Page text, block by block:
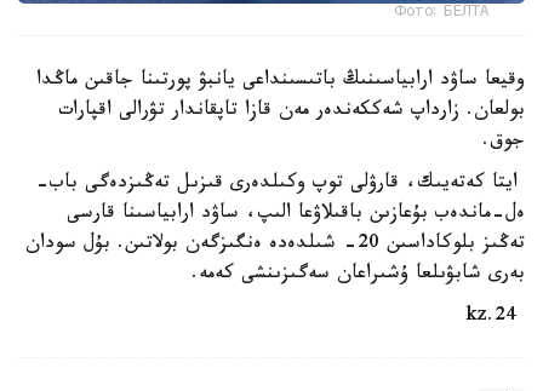
Фото: БЕЛТА
وقيعا ساۋد ارابياسىنىڭ باتىسىنداعى يانبۋ پورتىنا جاقىن ماڭدا
بولعان. زارداپ شەككەندەر مەن قازا تاپقاندار تۋرالى اقپارات
جوق.
ايتا كەتەيىك، قارۋلى توپ وكىلدەرى قىزىل تەڭىزدەگى باب-
ەل-ماندەب بۇعازىن باقىلاۋعا الىپ، ساۋد ارابياسىنا قارسى
تەڭىز بلوكاداسىن 20- شىلدەدە ەنگىزگەن بولاتىن. بۇل سودان
بەرى شابۋىلعا ۇشىراعان سەگىزىنشى كەمە.